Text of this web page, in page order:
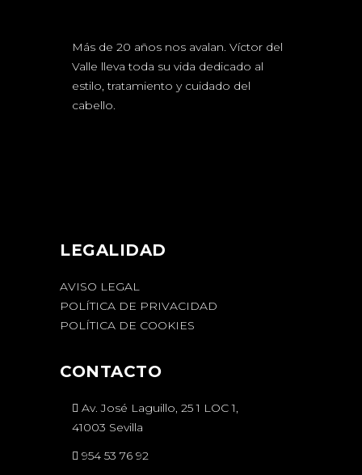
Más de 20 años nos avalan. Víctor del
Valle lleva toda su vida dedicado al
estilo, tratamiento y cuidado del
cabello.
LEGALIDAD
AVISO LEGAL
POLÍTICA DE PRIVACIDAD
POLÍTICA DE COOKIES
CONTACTO
Av. José Laguillo, 25 1 LOC 1,
41003 Sevilla
954 53 76 92